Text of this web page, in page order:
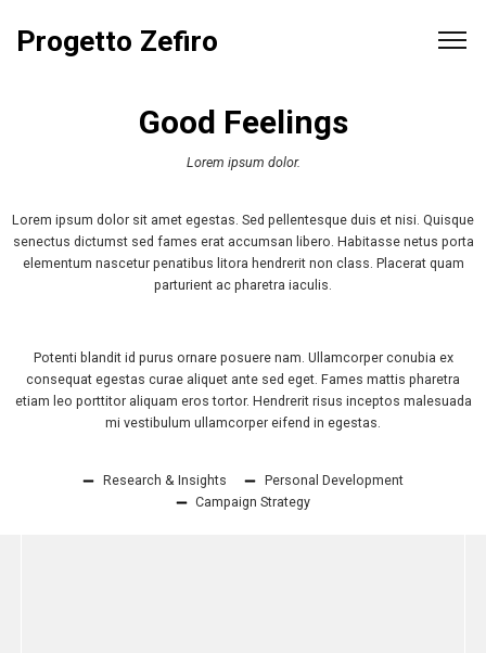
Progetto Zefiro
Good Feelings
Lorem ipsum dolor.
Lorem ipsum dolor sit amet egestas. Sed pellentesque duis et nisi. Quisque
senectus dictumst sed fames erat accumsan libero. Habitasse netus porta
elementum nascetur penatibus litora hendrerit non class. Placerat quam
parturient ac pharetra iaculis.
Potenti blandit id purus ornare posuere nam. Ullamcorper conubia ex
consequat egestas curae aliquet ante sed eget. Fames mattis pharetra
etiam leo porttitor aliquam eros tortor. Hendrerit risus inceptos malesuada
mi vestibulum ullamcorper eifend in egestas.
Research & Insights
Personal Development
Campaign Strategy